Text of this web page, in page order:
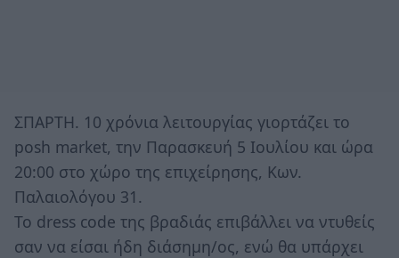
ΣΠΑΡΤΗ. 10 χρόνια λειτουργίας γιορτάζει το
posh market, την Παρασκευή 5 Ιουλίου και ώρα
20:00 στο χώρο της επιχείρησης, Κων.
Παλαιολόγου 31.
Το dress code της βραδιάς επιβάλλει να ντυθείς
σαν να είσαι ήδη διάσημη/ος, ενώ θα υπάρχει